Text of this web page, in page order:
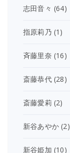
志田音々 (64)
指原莉乃 (1)
斉藤里奈 (16)
斎藤恭代(28)
斎藤愛莉 (2)
新谷あやか (2)
新谷姫加 (10)